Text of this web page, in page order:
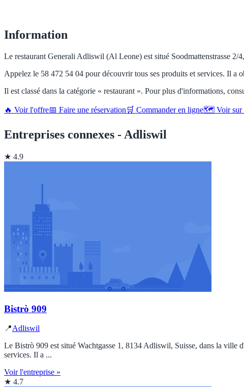
Information
Le restaurant Generali Adliswil (Al Leone) est situé Soodmattenstrasse
Appelez le 58 472 54 04 pour découvrir tous ses produits et services. Il a
Il est classé dans la catégorie « restaurant ». Pour plus d'informations,
🔥 Voir l'offre📅 Faire une réservation 🛒 Commander en ligne🗺️ Voir sur
Entreprises connexes - Adliswil
★ 4.9
Bistrò 909
📍Adliswil
Le Bistrò 909 est situé Wachtgasse 1, 8134 Adliswil, Suisse, dans la
services. Il a ...
Voir l'entreprise »
★ 4.7